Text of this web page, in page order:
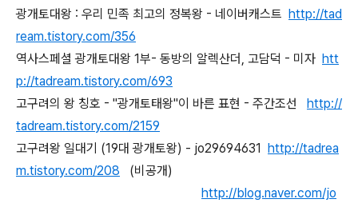
광개토대왕 : 우리 민족 최고의 정복왕 - 네이버캐스트 http://tad
ream.tistory.com/356
역사스페셜 광개토대왕 1부- 동방의 알렉산더, 고담덕 - 미자 htt
p://tadream.tistory.com/693
고구려의 왕 칭호 - "광개토태왕"이 바른 표현 - 주간조선 http://
tadream.tistory.com/2159
고구려왕 일대기 (19대 광개토왕) - jo29694631 http://tadrea
m.tistory.com/208 (비공개)
http://blog.naver.com/jo